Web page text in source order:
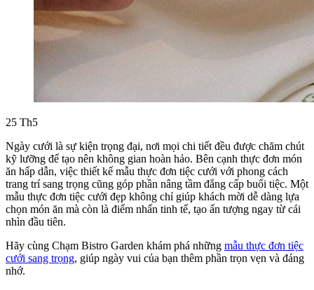
25 Th5
Ngày cưới là sự kiện trọng đại, nơi mọi chi tiết đều được chăm chút
kỹ lưỡng để tạo nên không gian hoàn hảo. Bên cạnh thực đơn món
ăn hấp dẫn, việc thiết kế mẫu thực đơn tiệc cưới với phong cách
trang trí sang trọng cũng góp phần nâng tầm đẳng cấp buổi tiệc. Một
mẫu thực đơn tiệc cưới đẹp không chỉ giúp khách mời dễ dàng lựa
chọn món ăn mà còn là điểm nhấn tinh tế, tạo ấn tượng ngay từ cái
nhìn đầu tiên.
Hãy cùng Chạm Bistro Garden khám phá những mẫu thực đơn tiệc
cưới sang trọng, giúp ngày vui của bạn thêm phần trọn vẹn và đáng
nhớ.